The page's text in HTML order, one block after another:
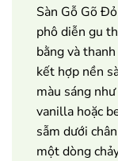
Sàn Gỗ Gõ
phô diễn gu
bằng và
kết hợp nền
màu sáng
vanilla hoặc
sẫm dưới
một dòng